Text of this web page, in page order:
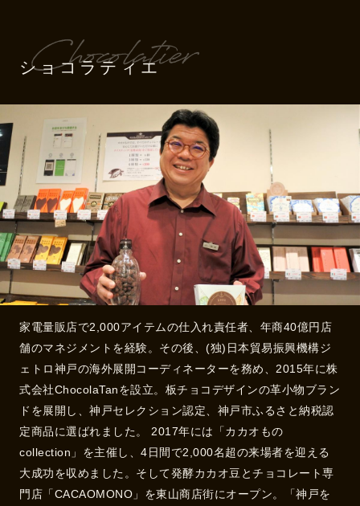
ショコラティエ
家電量販店で2,000アイテムの仕入れ責任者、年商40億円店
舗のマネジメントを経験。その後、(独)日本貿易振興機構ジ
ェトロ神戸の海外展開コーディネーターを務め、2015年に株
式会社ChocolaTanを設立。板チョコデザインの革小物ブラン
ドを展開し、神戸セレクション認定、神戸市ふるさと納税認
定商品に選ばれました。 2017年には「カカオもの
collection」を主催し、4日間で2,000名超の来場者を迎える
大成功を収めました。そして発酵カカオ豆とチョコレート専
門店「CACAOMONO」を東山商店街にオープン。「神戸を